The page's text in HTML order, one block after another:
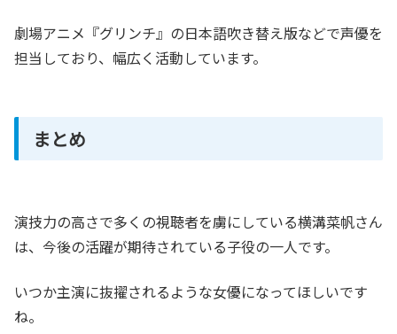
劇場アニメ『グリンチ』の日本語吹き替え版などで声優を
担当しており、幅広く活動しています。
まとめ
演技力の高さで多くの視聴者を虜にしている横溝菜帆さん
は、今後の活躍が期待されている子役の一人です。
いつか主演に抜擢されるような女優になってほしいです
ね。